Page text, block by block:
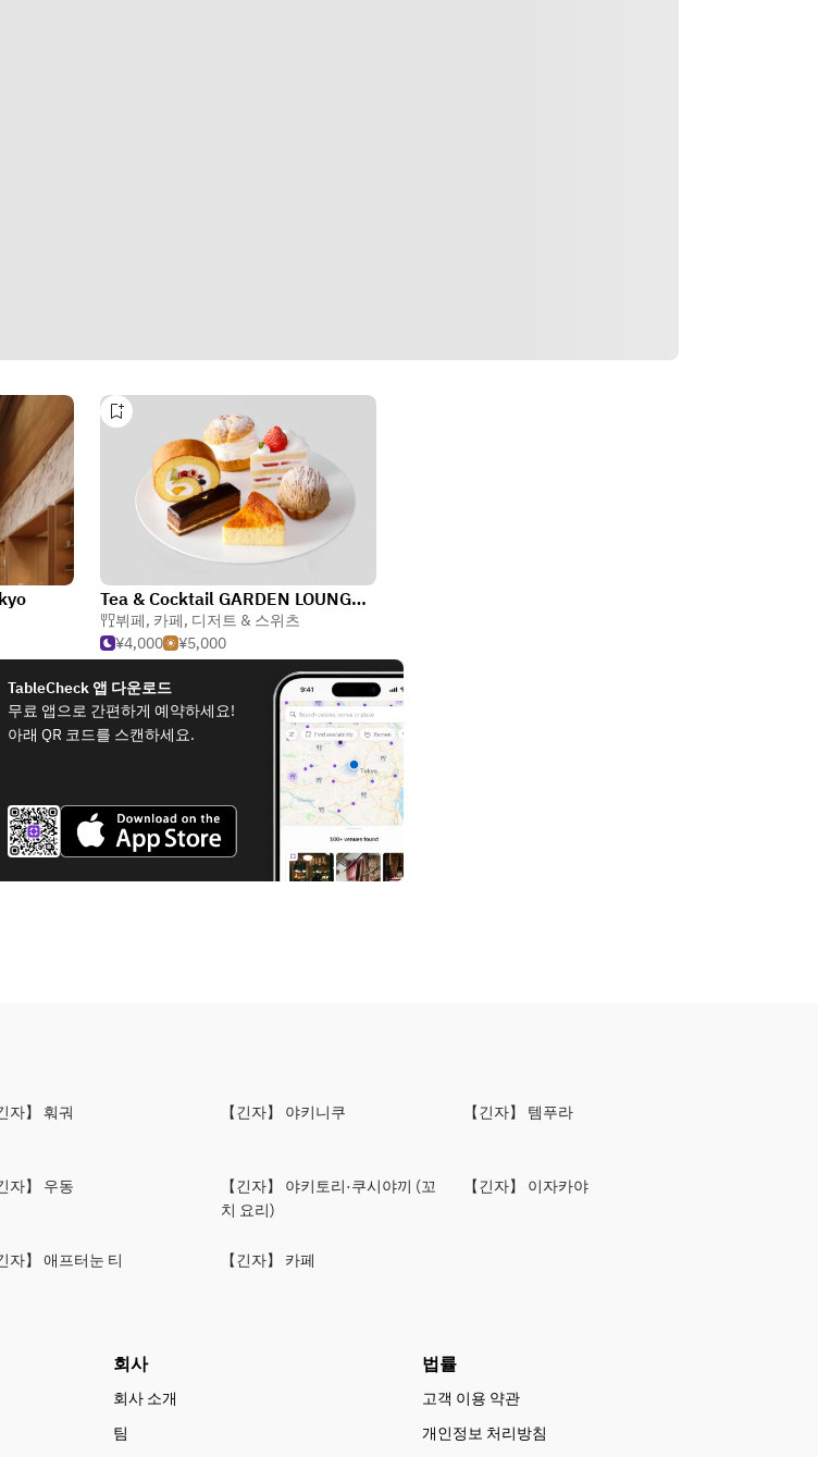
Tea & Cocktail GARDEN LOUNGE / Hotel New Otani（Tokyo）
뷔페, 카페, 디저트 & 스위츠
¥4,000
¥5,000
TableCheck 앱 다운로드
무료 앱으로 간편하게 예약하세요!
아래 QR 코드를 스캔하세요.
자】 훠궈 【긴자】 야키니쿠 【긴자】 템푸라
자】 우동
【긴자】 야키토리·쿠시야끼 (꼬
치 요리)
【긴자】 이자카야
자】 애프터눈 티 【긴자】 카페
회사
회사 소개
팀
법률
고객 이용 약관
개인정보 처리방침